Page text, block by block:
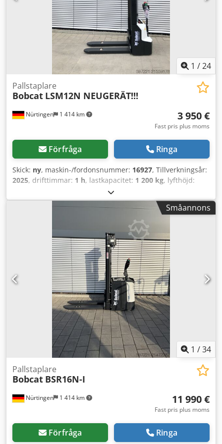
1 /24
Nürtingen 1 414 km
Pallstaplare
Bobcat LSM12N NEUGERÄT!!!
3 950 €
Fast pris plus moms
Förfråga Ringa
Skick: ny, maskin-/fordonsnummer: 16927, Tillverkningsår:
2025, drifttimmar: 1 h, lastkapacitet: 1 200 kg, lyfthöjd:
600 mm
masttyp:simplex, byggnadshöjd:2 280 mm,
1 150 mm , totalvikt:576
, 5108763 Csdoyv S Rmjpfx Andjrf Serienummer:
OBWNL-003130 Batteriinformation: 24 V, 60 Ah
Småannons
1 /34
Nürtingen 1 414 km
Pallstaplare
Bobcat BSR16N-I
11 990 €
Fast pris plus moms
Förfråga Ringa